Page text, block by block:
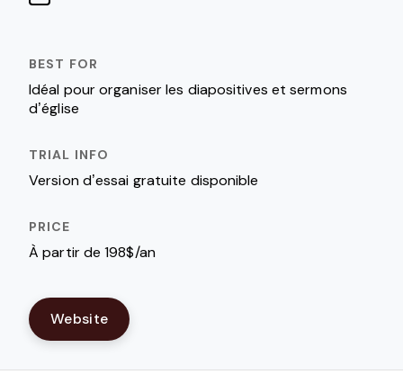
Idéal pour organiser les diapositives et sermons
d’église
Version d’essai gratuite disponible
À partir de 198$/an
Website